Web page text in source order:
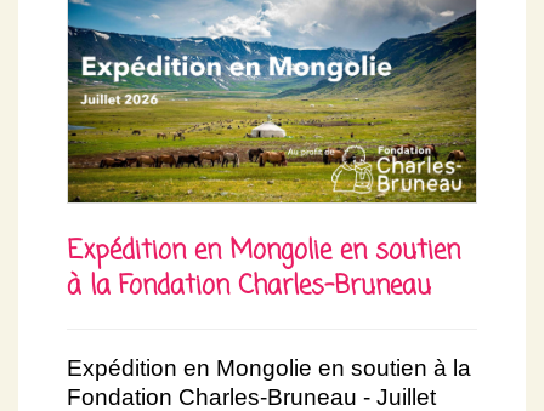
Expédition en Mongolie en soutien
à la Fondation Charles-Bruneau
Expédition en Mongolie en soutien à la
Fondation Charles-Bruneau - Juillet